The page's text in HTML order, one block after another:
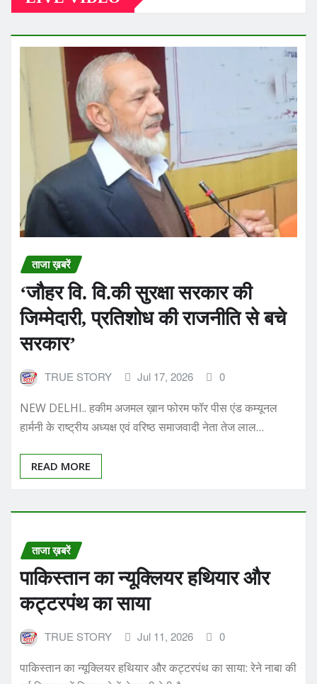
ताजा ख़बरें
‘जौहर वि. वि.की सुरक्षा सरकार की
जिम्मेदारी, प्रतिशोध की राजनीति से बचे
सरकार’
TRUE STORY
NEW DELHI.. हकीम अजमल ख़ान फोरम फॉर पीस एंड कम्यूनल
READ MORE
ताजा ख़बरें
पाकिस्तान का न्यूक्लियर हथियार और
कट्टरपंथ का साया
TRUE STORY Jul 11, 2026
पाकिस्तान का न्यूक्लियर हथियार और कट्टरपंथ का साया: रेने नाबा की